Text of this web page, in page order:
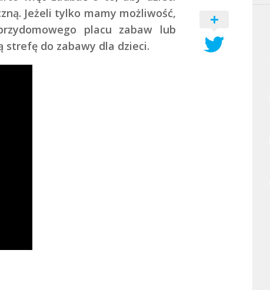
Jeżeli tylko mamy możliwość,
placu zabaw lub
strefę do zabawy dla dzieci.